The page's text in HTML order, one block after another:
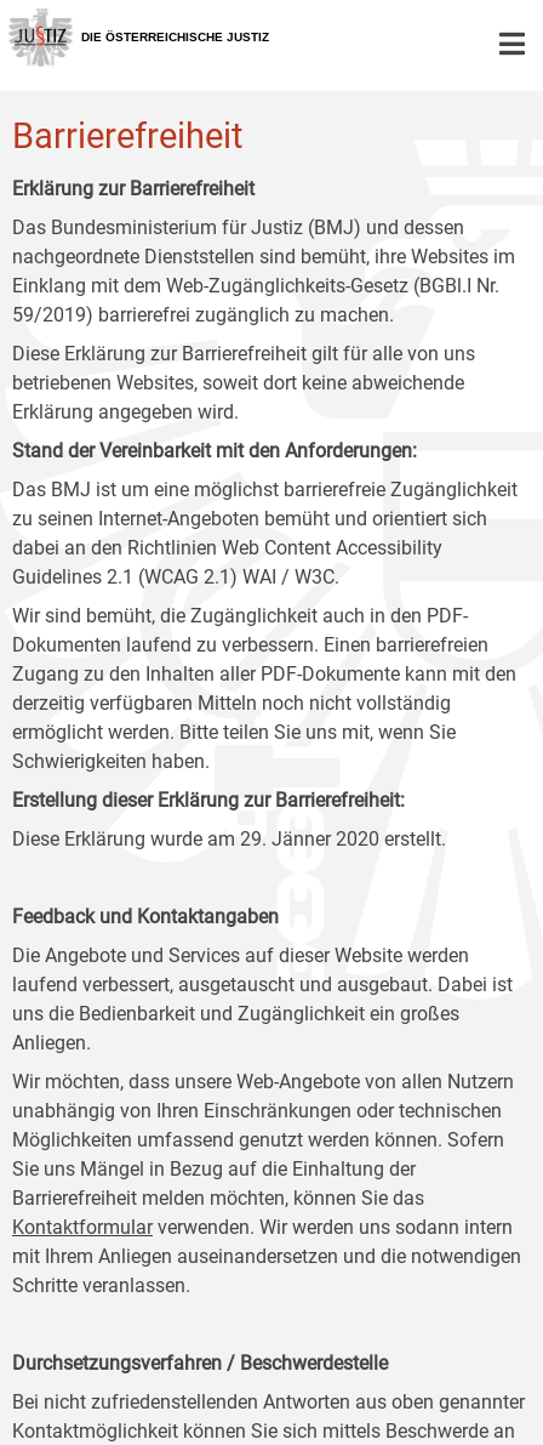
Zur
Hauptnavigation
[1]
Zum
Inhalt
[2]
Zum
Untermenü
[3]
DIE ÖSTERREICHISCHE JUSTIZ
Barrierefreiheit
Erklärung zur Barrierefreiheit
Das Bundesministerium für Justiz (BMJ) und dessen
nachgeordnete Dienststellen sind bemüht, ihre Websites im
Einklang mit dem Web-Zugänglichkeits-Gesetz (BGBl.I Nr.
59/2019) barrierefrei zugänglich zu machen.
Diese Erklärung zur Barrierefreiheit gilt für alle von uns
betriebenen Websites, soweit dort keine abweichende
Erklärung angegeben wird.
Stand der Vereinbarkeit mit den Anforderungen:
Das BMJ ist um eine möglichst barrierefreie Zugänglichkeit
zu seinen Internet-Angeboten bemüht und orientiert sich
dabei an den Richtlinien Web Content Accessibility
Guidelines 2.1 (WCAG 2.1) WAI / W3C.
Wir sind bemüht, die Zugänglichkeit auch in den PDF-
Dokumenten laufend zu verbessern. Einen barrierefreien
Zugang zu den Inhalten aller PDF-Dokumente kann mit den
derzeitig verfügbaren Mitteln noch nicht vollständig
ermöglicht werden. Bitte teilen Sie uns mit, wenn Sie
Schwierigkeiten haben.
Erstellung dieser Erklärung zur Barrierefreiheit:
Diese Erklärung wurde am 29. Jänner 2020 erstellt.
Feedback und Kontaktangaben
Die Angebote und Services auf dieser Website werden
laufend verbessert, ausgetauscht und ausgebaut. Dabei ist
uns die Bedienbarkeit und Zugänglichkeit ein großes
Anliegen.
Wir möchten, dass unsere Web-Angebote von allen Nutzern
unabhängig von Ihren Einschränkungen oder technischen
Möglichkeiten umfassend genutzt werden können. Sofern
Sie uns Mängel in Bezug auf die Einhaltung der
Barrierefreiheit melden möchten, können Sie das
Kontaktformularverwenden. Wir werden uns sodann intern
mit Ihrem Anliegen auseinandersetzen und die notwendigen
Schritte veranlassen.
Durchsetzungsverfahren / Beschwerdestelle
Bei nicht zufriedenstellenden Antworten aus oben genannter
Kontaktmöglichkeit können Sie sich mittels Beschwerde an